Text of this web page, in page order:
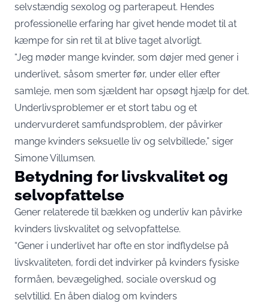
selvstændig sexolog og parterapeut. Hendes
professionelle erfaring har givet hende modet til at
kæmpe for sin ret til at blive taget alvorligt.
“Jeg møder mange kvinder, som døjer med gener i
underlivet, såsom smerter før, under eller efter
samleje, men som sjældent har opsøgt hjælp for det.
Underlivsproblemer er et stort tabu og et
undervurderet samfundsproblem, der påvirker
mange kvinders seksuelle liv og selvbillede,” siger
Simone Villumsen.
Betydning for livskvalitet og
selvopfattelse
Gener relaterede til bækken og underliv kan påvirke
kvinders livskvalitet og selvopfattelse.
“Gener i underlivet har ofte en stor indflydelse på
livskvaliteten, fordi det indvirker på kvinders fysiske
formåen, bevægelighed, sociale overskud og
selvtillid. En åben dialog om kvinders